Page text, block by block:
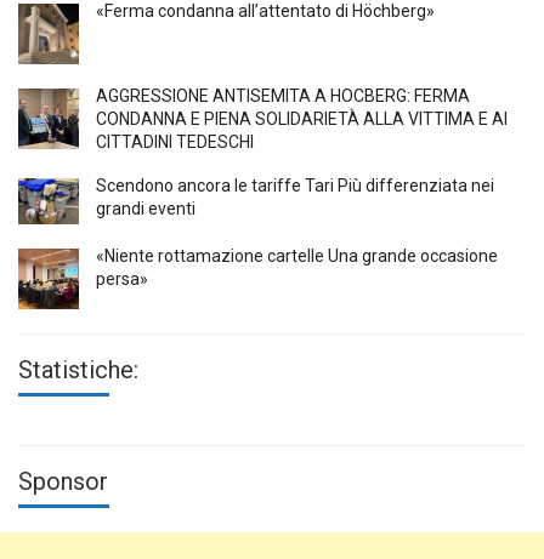
«Ferma condanna all’attentato di Höchberg»
AGGRESSIONE ANTISEMITA A HÖCBERG: FERMA
CONDANNA E PIENA SOLIDARIETÀ ALLA VITTIMA E AI
CITTADINI TEDESCHI
Scendono ancora le tariffe Tari Più differenziata nei
grandi eventi
«Niente rottamazione cartelle Una grande occasione
persa»
Statistiche:
Sponsor